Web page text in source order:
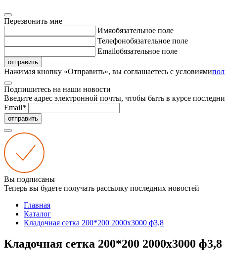
Перезвонить мне
Имяобязательное поле
Телефонобязательное поле
Emailобязательное поле
отправить
Нажимая кнопку «Отправить», вы соглашаетесь с условиями
Подпишитесь на наши новости
Введите адрес электронной почты, чтобы быть в курсе
Email*
отправить
Вы подписаны
Теперь вы будете получать рассылку последних новостей
Главная
Каталог
Кладочная сетка 200*200 2000х3000 ф3,8
Кладочная сетка 200*200 2000х3000